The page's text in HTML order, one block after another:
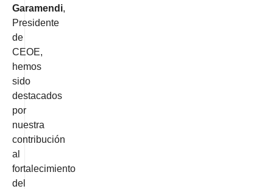
Garamendi,
Presidente
de
CEOE,
hemos
sido
destacados
por
nuestra
contribución
al
fortalecimiento
del